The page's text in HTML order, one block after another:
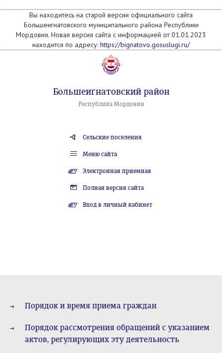
Вы находитесь на старой версии официального сайта
Большеигнатовского муниципального района Республики
Мордовия. Новая версия сайта с информацией от 01.01.2023
находится по адресу: https://bignatovo.gosuslugi.ru/
Большеигнатовский район
Республика Мордовия
Сельские поселения
Меню сайта
Электронная приемная
Полная версия сайта
Вход в личный кабинет
Порядок и время приема граждан
Порядок рассмотрения обращений с указанием
актов, регулирующих эту деятельность